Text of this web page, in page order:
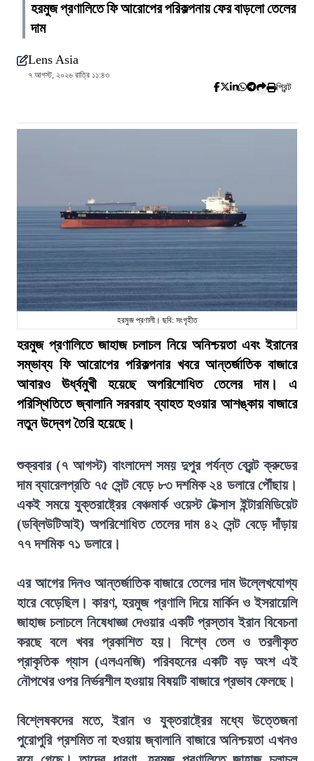
হরমুজ প্রণালিতে ফি আরোপের পরিকল্পনায় ফের বাড়লো তেলের
দাম
Lens Asia
৭ আগস্ট, ২০২৬ রাত্রি ১১:৪৩
প্রিন্ট
হরমুজ প্রণালী। ছবি: সংগৃহীত
হরমুজ প্রণালিতে জাহাজ চলাচল নিয়ে অনিশ্চয়তা এবং ইরানের
সম্ভাব্য ফি আরোপের পরিকল্পনার খবরে আন্তর্জাতিক বাজারে
আবারও ঊর্ধ্বমুখী হয়েছে অপরিশোধিত তেলের দাম। এ
পরিস্থিতিতে জ্বালানি সরবরাহ ব্যাহত হওয়ার আশঙ্কায় বাজারে
নতুন উদ্বেগ তৈরি হয়েছে।
শুক্রবার (৭ আগস্ট) বাংলাদেশ সময় দুপুর পর্যন্ত ব্রেন্ট ক্রুডের
দাম ব্যারেলপ্রতি ৭৫ সেন্ট বেড়ে ৮৩ দশমিক ২৪ ডলারে পৌঁছায়।
একই সময়ে যুক্তরাষ্ট্রের বেঞ্চমার্ক ওয়েস্ট টেক্সাস ইন্টারমিডিয়েট
(ডব্লিউটিআই) অপরিশোধিত তেলের দাম ৪২ সেন্ট বেড়ে দাঁড়ায়
৭৭ দশমিক ৭১ ডলারে।
এর আগের দিনও আন্তর্জাতিক বাজারে তেলের দাম উল্লেখযোগ্য
হারে বেড়েছিল। কারণ, হরমুজ প্রণালি দিয়ে মার্কিন ও ইসরায়েলি
জাহাজ চলাচলে নিষেধাজ্ঞা দেওয়ার একটি প্রস্তাব ইরান বিবেচনা
করছে বলে খবর প্রকাশিত হয়। বিশ্বে তেল ও তরলীকৃত
প্রাকৃতিক গ্যাস (এলএনজি) পরিবহনের একটি বড় অংশ এই
নৌপথের ওপর নির্ভরশীল হওয়ায় বিষয়টি বাজারে প্রভাব ফেলছে।
বিশ্লেষকদের মতে, ইরান ও যুক্তরাষ্ট্রের মধ্যে উত্তেজনা
পুরোপুরি প্রশমিত না হওয়ায় জ্বালানি বাজারে অনিশ্চয়তা এখনও